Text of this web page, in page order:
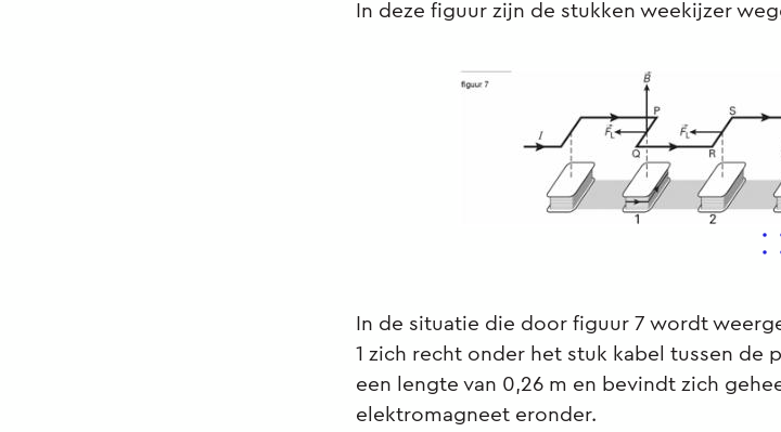
In deze figuur zijn de stukken weekijzer
In de situatie die door figuur 7 wordt
1 zich recht onder het stuk kabel tussen de
een lengte van 0,26 m en bevindt zich
elektromagneet eronder.